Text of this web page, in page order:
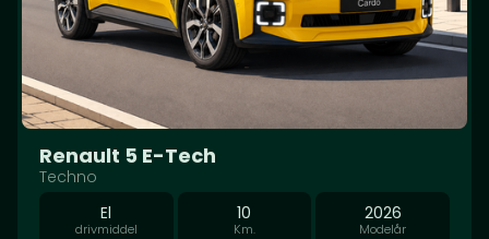
Renault 5 E-Tech
Techno
El
drivmiddel
10
Km.
2026
Modelår